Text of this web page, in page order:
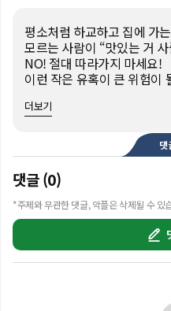
평소처럼 하교하고 집에 가
모르는 사람이 “맛있는 거
NO! 절대 따라가지 마세요!
이런 작은 유혹이 큰 위험이
위험한 상황에서는 절대 혼자
평화로운 나의 일상을 지키기
다행이가 전하는
‘어린이 약취·유인 예방수칙
어린이 약취·유인 예방수칙
①밖으로 나갈 땐 꼭 보호자
   언제 돌아올지 알리기
③낯선 사람이 주는 음식이
더보기
댓
댓글 (0)
*주제와 무관한 댓글, 악플은 삭제될 수 있